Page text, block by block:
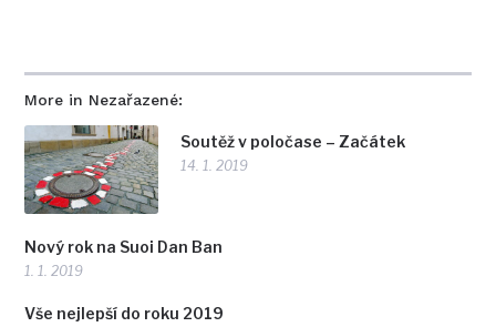
More in Nezařazené:
Soutěž v poločase – Začátek
14. 1. 2019
Nový rok na Suoi Dan Ban
1. 1. 2019
Vše nejlepší do roku 2019